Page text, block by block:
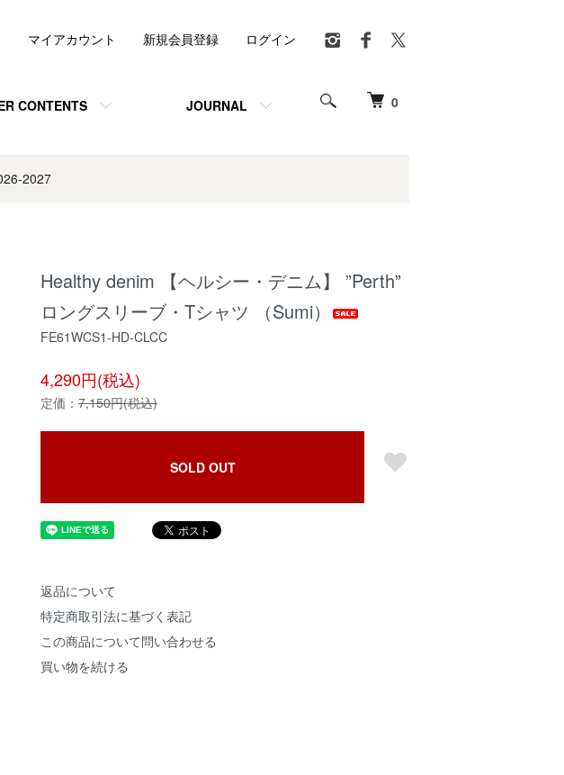
0
CONTENTS JOURNAL
マイアカウント 新規会員登録 ログイン
2027
Healthy denim 【ヘルシー・デニム】 ”Perth”
ロングスリーブ・Tシャツ （Sumi）
FE61WCS1-HD-CLCC
4,290円(税込)
定価： 7,150円(税込)
SOLD OUT
返品について
特定商取引法に基づく表記
この商品について問い合わせる
買い物を続ける